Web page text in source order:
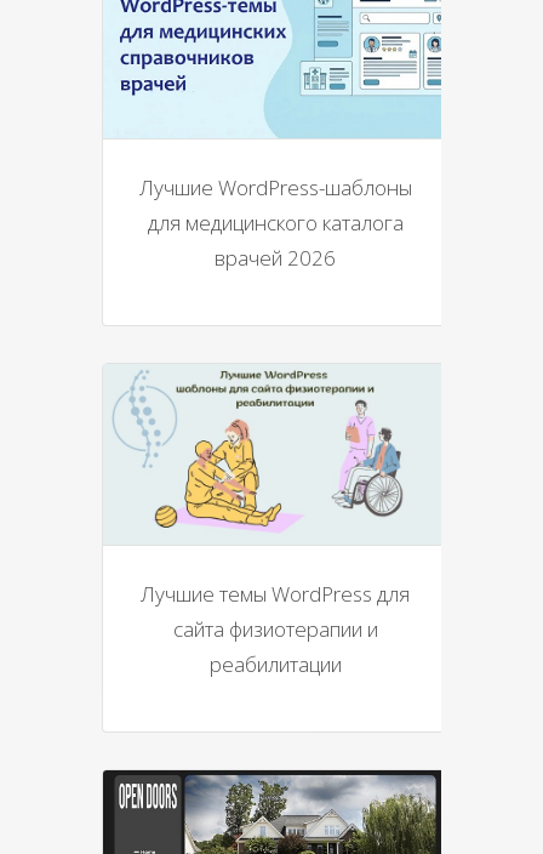
Лучшие WordPress-шаблоны
для медицинского каталога
врачей 2026
Лучшие темы WordPress для
сайта физиотерапии и
реабилитации